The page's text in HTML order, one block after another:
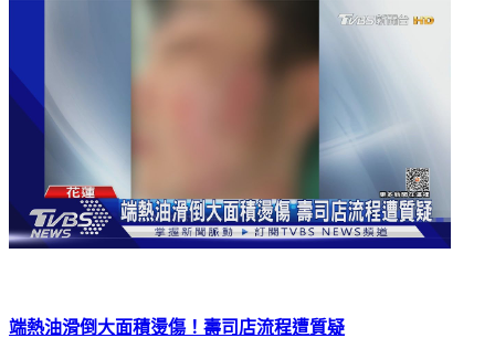
端熱油滑倒大面積燙傷！壽司店流程遭質疑